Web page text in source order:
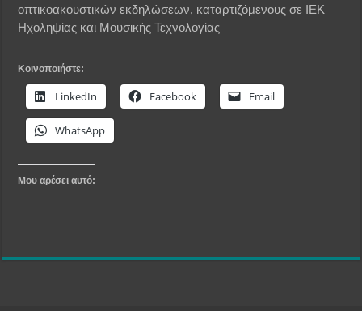
οπτικοακουστικών εκδηλώσεων, καταρτιζόμενους σε ΙΕΚ
Ηχοληψίας και Μουσικής Τεχνολογίας
Κοινοποιήστε:
LinkedIn Facebook Email
WhatsApp
Μου αρέσει αυτό: